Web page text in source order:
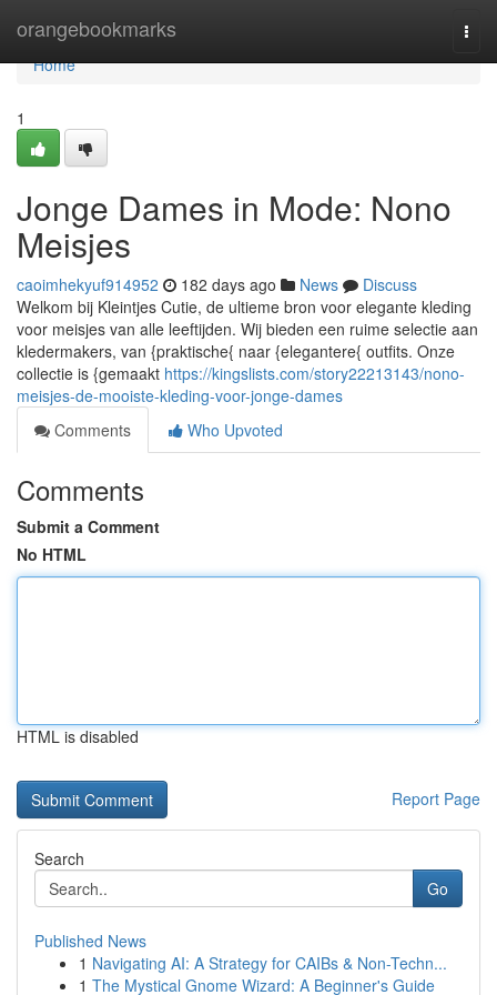
orangebookmarks
Home
Home
1
Jonge Dames in Mode: Nono
Meisjes
caoimhekyuf914952 182 days ago News
Discuss
Welkom bij Kleintjes Cutie, de ultieme bron voor elegante kleding
voor meisjes van alle leeftijden. Wij bieden een ruime selectie aan
kledermakers, van {praktische{ naar {elegantere{ outfits. Onze
collectie is {gemaakt https://kingslists.com/story22213143/nono-
meisjes-de-mooiste-kleding-voor-jonge-dames
Comments
Who Upvoted
Comments
Submit a Comment
No HTML
HTML is disabled
Report Page
Search
Go
Published News
1 Navigating AI: A Strategy for CAIBs & Non-Techn...
1 The Mystical Gnome Wizard: A Beginner's Guide